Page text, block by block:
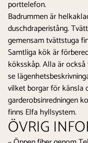
porttelefon.
Badrummen är
duschdraperistång.
gemensam tvättstuga
Samtliga kök är
köksskåp. Alla är
se
vilket borgar för känsla
garderobsinredningen
finns Elfa hyllsystem.
ÖVRIG